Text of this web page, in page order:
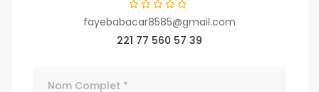
fayebabacar8585@gmail.com
221 77 560 57 39